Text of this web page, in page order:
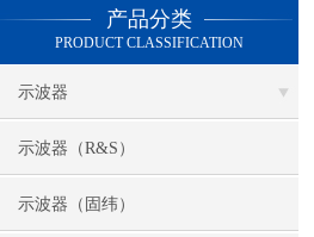
产品分类
PRODUCT CLASSIFICATION
示波器
示波器（R&S）
示波器（固纬）